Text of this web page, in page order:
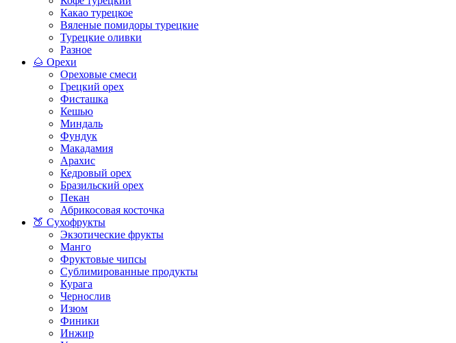
Какао турецкое
Вяленые помидоры турецкие
Турецкие оливки
Разное
🌰 Орехи
Ореховые смеси
Грецкий орех
Фисташка
Кешью
Миндаль
Фундук
Макадамия
Арахис
Кедровый орех
Бразильский орех
Пекан
Абрикосовая косточка
🍑 Сухофрукты
Экзотические фрукты
Манго
Фруктовые чипсы
Сублимированные продукты
Курага
Чернослив
Изюм
Финики
Инжир